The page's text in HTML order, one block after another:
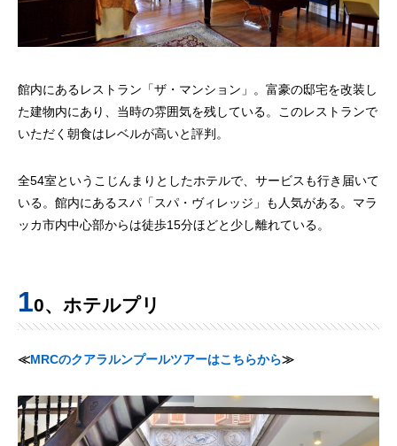
館内にあるレストラン「ザ・マンション」。富豪の邸宅を改装し
た建物内にあり、当時の雰囲気を残している。このレストランで
いただく朝食はレベルが高いと評判。
全54室というこじんまりとしたホテルで、サービスも行き届いて
いる。館内にあるスパ「スパ・ヴィレッジ」も人気がある。マラ
ッカ市内中心部からは徒歩15分ほどと少し離れている。
10、ホテルプリ
≪MRCのクアラルンプールツアーはこちらから≫